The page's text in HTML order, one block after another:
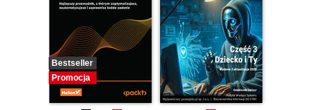
Bestseller
Promocja